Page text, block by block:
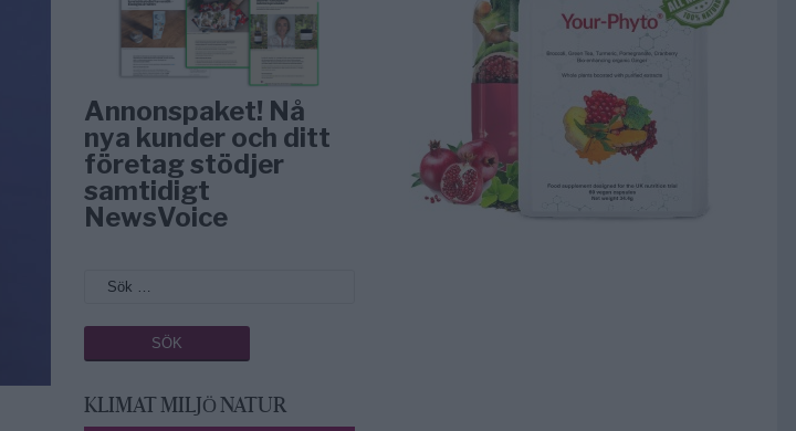
Annonspaket! Nå
nya kunder och ditt
företag stödjer
samtidigt
NewsVoice
KLIMAT MILJÖ NATUR